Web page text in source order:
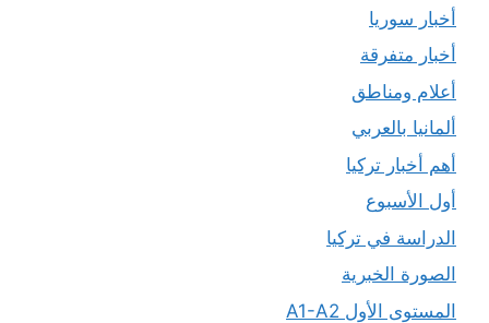
أخبار سوريا
أخبار متفرقة
أعلام ومناطق
ألمانيا بالعربي
أهم أخبار تركيا
أول الأسبوع
الدراسة في تركيا
الصورة الخبرية
المستوى الأول A1-A2